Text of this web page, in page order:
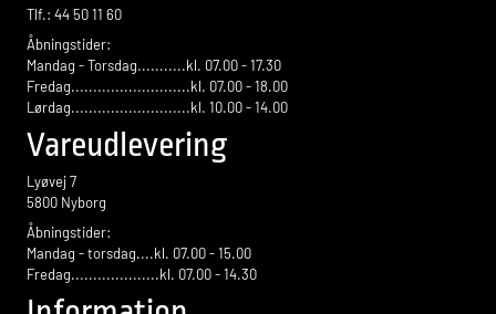
Tlf.: 44 50 11 60
Åbningstider:
Mandag - Torsdag...........kl. 07.00 - 17.30
Fredag...........................kl. 07.00 - 18.00
Lørdag...........................kl. 10.00 - 14.00
Vareudlevering
Lyøvej 7
5800 Nyborg
Åbningstider:
Mandag - torsdag....kl. 07.00 - 15.00
Fredag....................kl. 07.00 - 14.30